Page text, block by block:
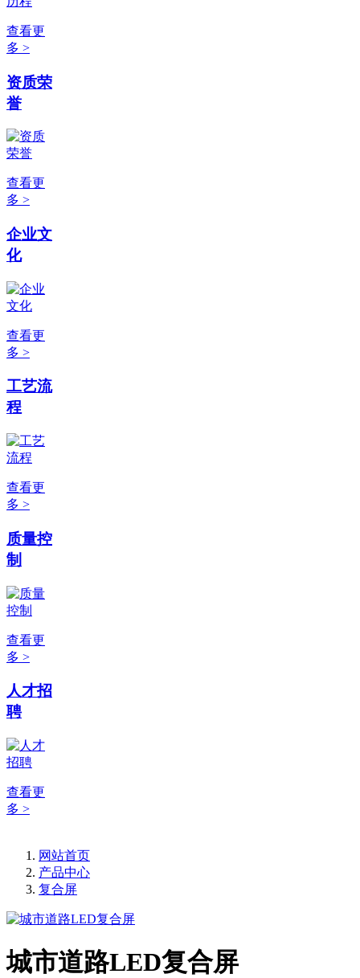
查看更
多 >
资质荣
誉
查看更
多 >
企业文
化
查看更
多 >
工艺流
程
查看更
多 >
质量控
制
查看更
多 >
人才招
聘
查看更
多 >
网站首页
产品中心
复合屏
城市道路LED复合屏